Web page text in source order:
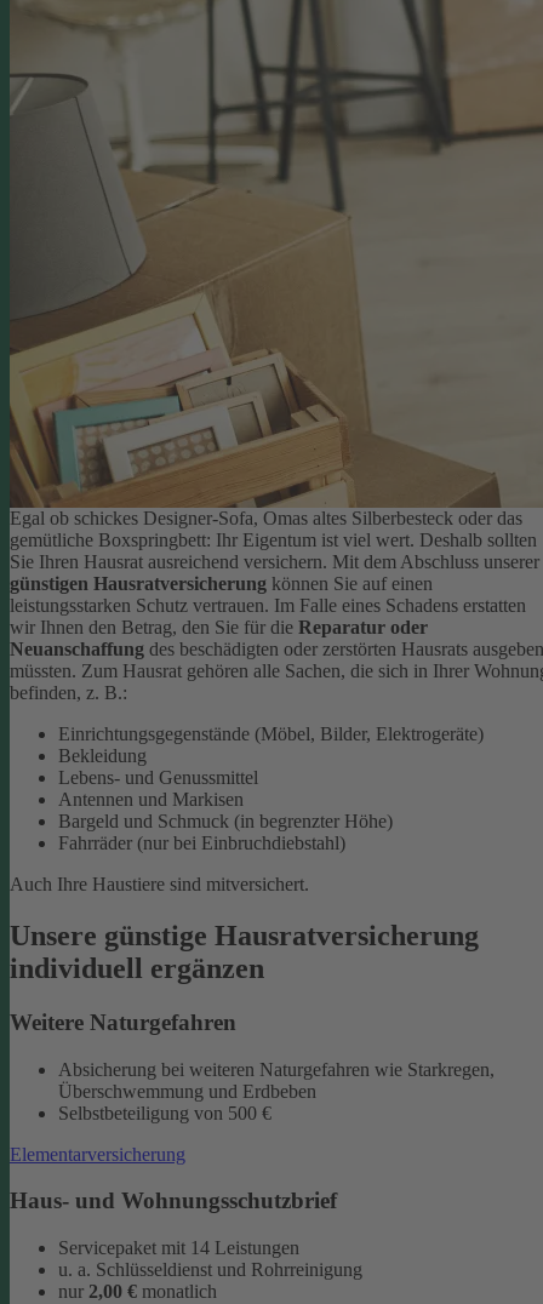
Egal ob schickes Designer-Sofa, Omas altes Silberbesteck oder das
gemütliche Boxspringbett: Ihr Eigentum ist viel wert. Deshalb sollten
Sie Ihren Hausrat ausreichend versichern. Mit dem Abschluss unserer
günstigen Hausratversicherung können Sie auf einen
leistungsstarken Schutz vertrauen. Im Falle eines Schadens erstatten
wir Ihnen den Betrag, den Sie für die Reparatur oder
Neuanschaffung des beschädigten oder zerstörten Hausrats ausgeben
müssten. Zum Hausrat gehören alle Sachen, die sich in Ihrer
befinden, z. B.:
Einrichtungsgegenstände (Möbel, Bilder, Elektrogeräte)
Bekleidung
Lebens- und Genussmittel
Antennen und Markisen
Bargeld und Schmuck (in begrenzter Höhe)
Fahrräder (nur bei Einbruchdiebstahl)
Auch Ihre Haustiere sind mitversichert.
Unsere günstige Hausratversicherung
individuell ergänzen
Weitere Naturgefahren
Absicherung bei weiteren Naturgefahren wie Starkregen,
Überschwemmung und Erdbeben
Selbstbeteiligung von 500 €
Elementarversicherung
Haus- und Wohnungsschutzbrief
Servicepaket mit 14 Leistungen
u. a. Schlüsseldienst und Rohrreinigung
nur 2,00 € monatlich